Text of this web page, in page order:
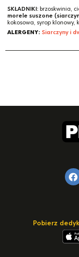
SKŁADNIKI: brzoskwinia,
morele suszone
kokosowa, syrop klonowy,
ALERGENY: Siarczyny i
Pobierz